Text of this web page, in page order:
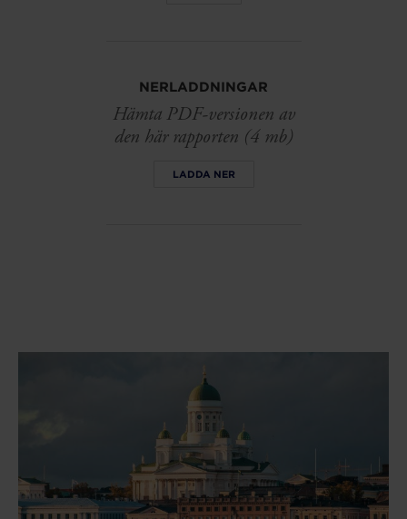
NERLADDNINGAR
Hämta PDF-versionen av
den här rapporten (4 mb)
LADDA NER